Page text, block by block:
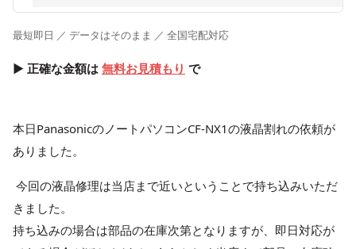
最短即日 ／ データはそのまま ／ 全国宅配対応
▶ 正確な金額は 無料お見積もり で
本日PanasonicのノートパソコンCF-NX1の液晶割れの依頼が
ありました。
今回の液晶修理は当店まで近いということで持ち込みいただ
きました。
持ち込みの場合は部品の在庫次第となりますが、即日対応が